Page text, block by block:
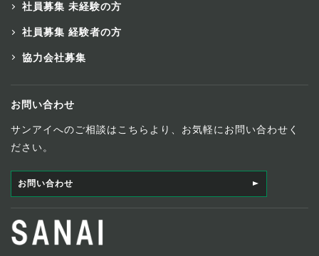
社員募集 未経験の方
社員募集 経験者の方
協力会社募集
お問い合わせ
サンアイへのご相談はこちらより、お気軽にお問い合わせく
ださい。
お問い合わせ